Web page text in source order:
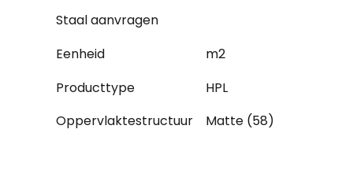
Staal aanvragen
Eenheid
m2
Producttype
HPL
Oppervlaktestructuur
Matte (58)